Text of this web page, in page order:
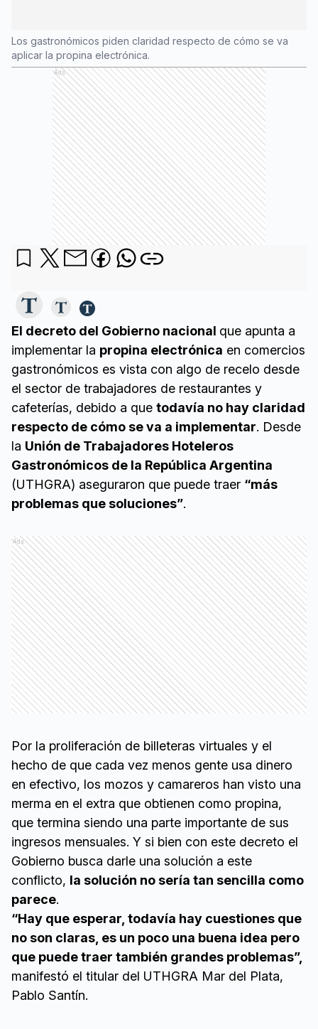
Los gastronómicos piden claridad respecto de cómo se va
aplicar la propina electrónica.
Ads
El decreto del Gobierno nacional que apunta a
implementar la propina electrónica en comercios
gastronómicos es vista con algo de recelo desde
el sector de trabajadores de restaurantes y
cafeterías, debido a que todavía no hay claridad
respecto de cómo se va a implementar. Desde
la Unión de Trabajadores Hoteleros
Gastronómicos de la República Argentina
(UTHGRA) aseguraron que puede traer “más
problemas que soluciones”.
Ads
Por la proliferación de billeteras virtuales y el
hecho de que cada vez menos gente usa dinero
en efectivo, los mozos y camareros han visto una
merma en el extra que obtienen como propina,
que termina siendo una parte importante de sus
ingresos mensuales. Y si bien con este decreto el
Gobierno busca darle una solución a este
conflicto, la solución no sería tan sencilla como
parece.
“Hay que esperar, todavía hay cuestiones que
no son claras, es un poco una buena idea pero
que puede traer también grandes problemas”,
manifestó el titular del UTHGRA Mar del Plata,
Pablo Santín.